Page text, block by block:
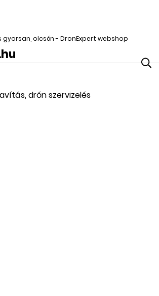
gyorsan, olcsón - DronExpert webshop
drón szervizelés